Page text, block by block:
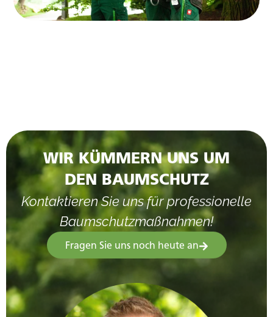
WIR KÜMMERN UNS UM
DEN BAUMSCHUTZ
Kontaktieren Sie uns für professionelle
Baumschutzmaßnahmen!
Fragen Sie uns noch heute an